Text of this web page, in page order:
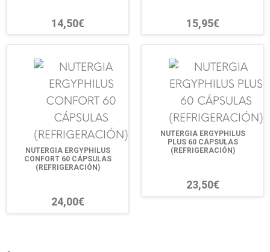
14,50€ 15,95€
NUTERGIA ERGYPHILUS
CONFORT 60 CÁPSULAS
(REFRIGERACIÓN)
24,00€
NUTERGIA ERGYPHILUS
PLUS 60 CÁPSULAS
(REFRIGERACIÓN)
23,50€